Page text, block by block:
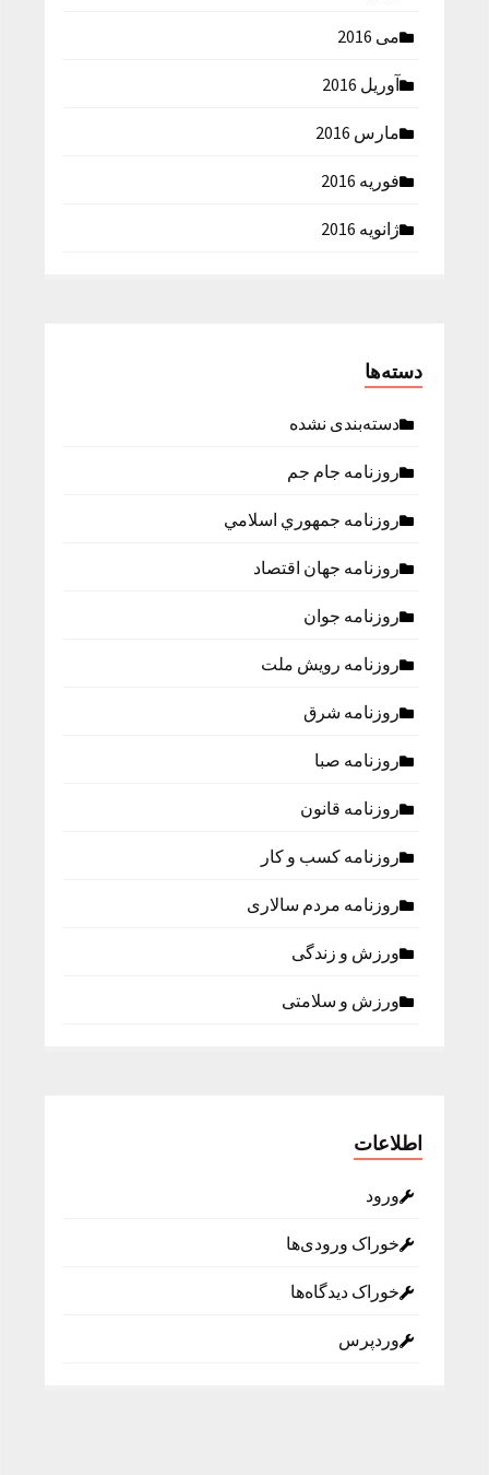
می 2016
آوریل 2016
مارس 2016
فوریه 2016
ژانویه 2016
دسته‌ها
دسته‌بندی نشده
روزنامه جام جم
روزنامه جمهوري اسلامي
روزنامه جهان اقتصاد
روزنامه جوان
روزنامه رویش ملت
روزنامه شرق
روزنامه صبا
روزنامه قانون
روزنامه كسب و كار
روزنامه مردم سالاری
ورزش و زندگی
ورزش و سلامتی
اطلاعات
ورود
خوراک ورودی‌ها
خوراک دیدگاه‌ها
وردپرس